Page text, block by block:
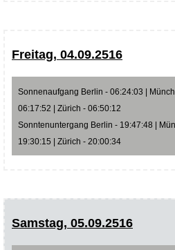
Freitag, 04.09.2516
Sonnenaufgang Berlin - 06:24:03 |
06:17:52 | Zürich - 06:50:12
Sonntenuntergang Berlin - 19:47:48 |
19:30:15 | Zürich - 20:00:34
Samstag, 05.09.2516